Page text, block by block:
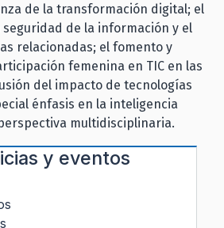
de la transformación digital; el
de la información y el
relacionadas; el fomento y
femenina en TIC en las
del impacto de tecnologías
énfasis en la inteligencia
multidisciplinaria.
y eventos